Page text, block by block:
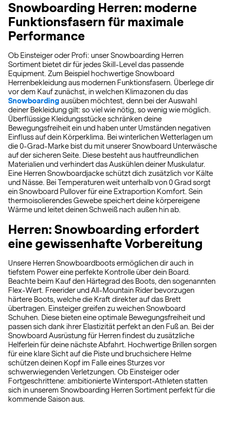
Snowboarding Herren: moderne
Funktionsfasern für maximale
Performance
Ob Einsteiger oder Profi: unser Snowboarding Herren
Sortiment bietet dir für jedes Skill-Level das passende
Equipment. Zum Beispiel hochwertige Snowboard
Herrenbekleidung aus modernen Funktionsfasern. Überlege dir
vor dem Kauf zunächst, in welchen Klimazonen du das
Snowboardingausüben möchtest, denn bei der Auswahl
deiner Bekleidung gilt: so viel wie nötig, so wenig wie möglich.
Überflüssige Kleidungsstücke schränken deine
Bewegungsfreiheit ein und haben unter Umständen negativen
Einfluss auf dein Körperklima. Bei winterlichen Wetterlagen um
die 0-Grad-Marke bist du mit unserer Snowboard Unterwäsche
auf der sicheren Seite. Diese besteht aus hautfreundlichen
Materialien und verhindert das Auskühlen deiner Muskulatur.
Eine Herren Snowboardjacke schützt dich zusätzlich vor Kälte
und Nässe. Bei Temperaturen weit unterhalb von 0 Grad sorgt
ein Snowboard Pullover für eine Extraportion Komfort. Sein
thermoisolierendes Gewebe speichert deine körpereigene
Wärme und leitet deinen Schweiß nach außen hin ab.
Herren: Snowboarding erfordert
eine gewissenhafte Vorbereitung
Unsere Herren Snowboardboots ermöglichen dir auch in
tiefstem Power eine perfekte Kontrolle über dein Board.
Beachte beim Kauf den Härtegrad des Boots, den sogenannten
Flex-Wert. Freerider und All-Mountain Rider bevorzugen
härtere Boots, welche die Kraft direkter auf das Brett
übertragen. Einsteiger greifen zu weichen Snowboard
Schuhen. Diese bieten eine optimale Bewegungsfreiheit und
passen sich dank ihrer Elastizität perfekt an den Fuß an. Bei der
Snowboard Ausrüstung für Herren findest du zusätzliche
Helferlein für deine nächste Abfahrt. Hochwertige Brillen sorgen
für eine klare Sicht auf die Piste und bruchsichere Helme
schützen deinen Kopf im Falle eines Sturzes vor
schwerwiegenden Verletzungen. Ob Einsteiger oder
Fortgeschrittene: ambitionierte Wintersport-Athleten statten
sich in unserem Snowboarding Herren Sortiment perfekt für die
kommende Saison aus.